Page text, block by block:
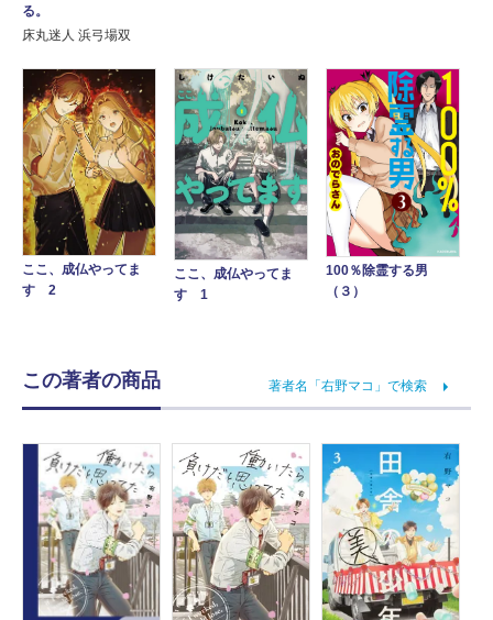
る。
床丸迷人 浜弓場双
ここ、成仏やってま
す 2
ここ、成仏やってま
す 1
100％除霊する男
（３）
この著者の商品 著者名「右野マコ」で検索